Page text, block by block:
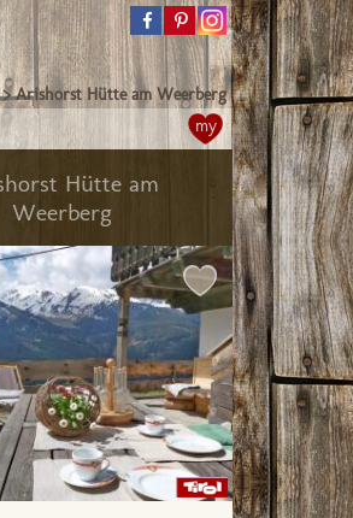
>Arishorst Hütte am Weerberg
my
Hütte am
Weerberg